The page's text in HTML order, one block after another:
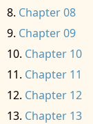
Chapter 08
Chapter 09
Chapter 10
Chapter 11
Chapter 12
Chapter 13